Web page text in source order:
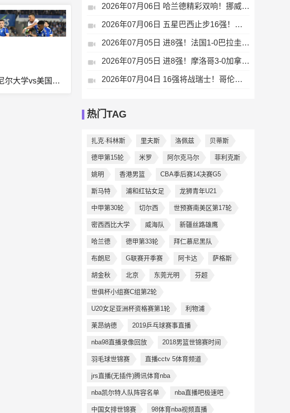
巴克尼尔大学vs美国大学直播
2026年07月06日 哈兰德精彩双响！挪威2-1淘汰五星巴西 内马尔点射吉马良斯失点
2026年07月06日 五星巴西止步16强！挪威2-1送巴西出局 哈兰德双响内马尔点射
2026年07月05日 进8强！法国1-0巴拉圭将战摩洛哥 姆巴佩点射杜埃造点主裁引争议
2026年07月05日 进8强！摩洛哥3-0加拿大将战法国 乌纳希双响迪亚斯两助
2026年07月04日 16强将战瑞士！哥伦比亚1-0加纳 阿里亚斯制胜迪亚斯失良机
热门TAG
扎克·科林斯 里夫斯 洛佩兹 贝蒂斯
德甲第15轮 米罗 阿尔克马尔 菲利克斯
姚明 香港男篮 CBA季后赛14决赛G5
斯马特 浦和红钻女足 龙狮青年U21
中甲第30轮 切尔西 世预赛南美区第17轮
密西西比大学 威海队 新疆丝路雄鹰
哈兰德 德甲第33轮 拜仁慕尼黑队
布朗尼 G联赛开季赛 阿卡达 萨格斯
胡金秋 北京 东莞光明 芬超
世俱杯小组赛C组第2轮
U20女足亚洲杯资格赛第1轮 利物浦
莱昂纳德 2019乒乓球赛事直播
nba98直播录像回放 2018男篮世锦赛时间
羽毛球世锦赛 直播cctv 5体育频道
jrs直播(无插件)腾讯体育nba
nba凯尔特人队阵容名单 nba直播吧极速吧
中国女排世锦赛 98体育nba视频直播